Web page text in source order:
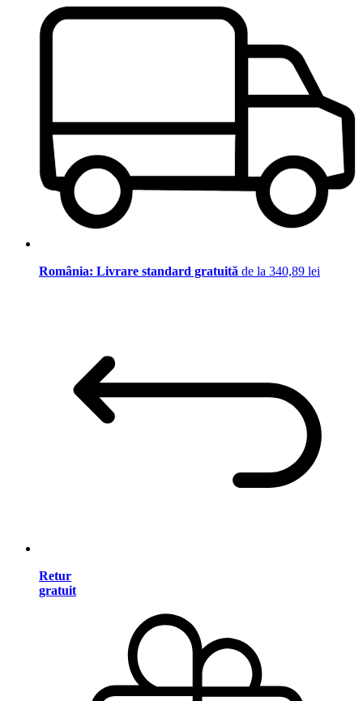
România: Livrare standard gratuită de la 340,89 lei
Retur
gratuit